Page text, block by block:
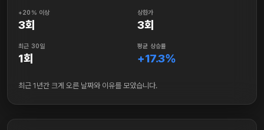
+20% 이상
3회
상한가
3회
최근 30일
1회
평균 상승률
+17.3%
최근 1년간 크게 오른 날짜와 이유를 모았습니다.